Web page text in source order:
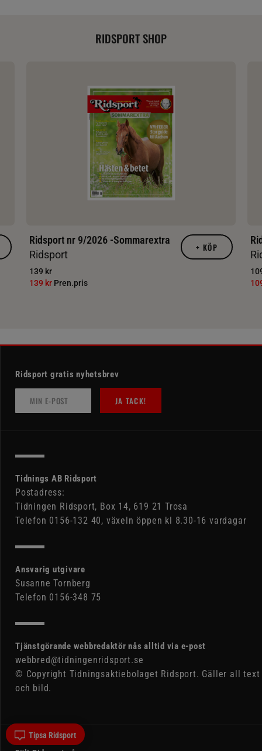
RIDSPORT SHOP
Ridsport nr 9/2026 -Sommarextra
Ridsport
139 kr
139 kr Pren.pris
+ KÖP
Tipsa Ridsport
Ridsport gratis nyhetsbrev
JA TACK!
Tidnings AB Ridsport
Postadress:
Tidningen Ridsport, Box 14, 619 21 Trosa
Telefon 0156-132 40, växeln öppen kl 8.30-16 vardagar
Ansvarig utgivare
Susanne Tornberg
Telefon 0156-348 75
Tjänstgörande webbredaktör nås alltid via e-post
webbred@tidningenridsport.se
© Copyright Tidningsaktiebolaget Ridsport. Gäller all text
och bild.